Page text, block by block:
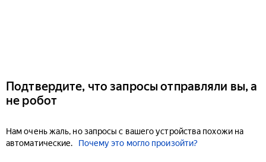
Подтвердите, что запросы отправляли вы, а
не робот
Нам очень жаль, но запросы с вашего устройства похожи на
автоматические.
Почему это могло произойти?